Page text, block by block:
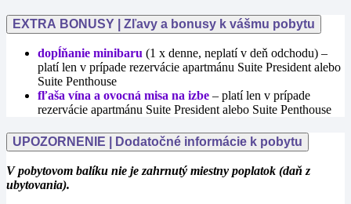
EXTRA BONUSY | Zľavy a bonusy k vášmu pobytu
dopĺňanie minibaru (1 x denne, neplatí v deň odchodu) –
platí len v prípade rezervácie apartmánu Suite President alebo
Suite Penthouse
fľaša vína a ovocná misa na izbe – platí len v prípade
rezervácie apartmánu Suite President alebo Suite Penthouse
UPOZORNENIE | Dodatočné informácie k pobytu
V pobytovom balíku nie je zahrnutý miestny poplatok (daň z
ubytovania).